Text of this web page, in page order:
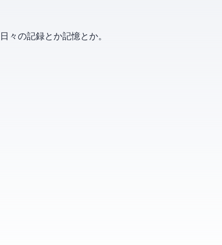
日々の記録とか記憶とか。